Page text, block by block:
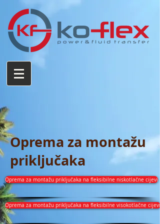
Oprema za montažu
priključaka
Oprema za montažu priključaka na fleksibilne niskotlačne cijevi
Oprema za montažu priključaka na fleksibilne visokotlačne cijevi